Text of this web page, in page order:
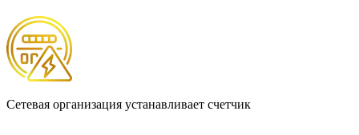
Сетевая организация устанавливает счетчик